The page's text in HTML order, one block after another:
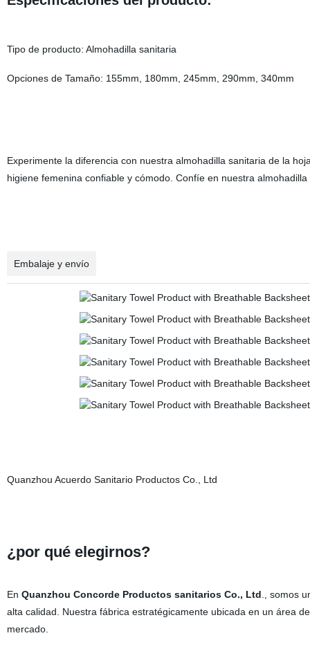
Tipo de producto: Almohadilla sanitaria
Opciones de Tamaño: 155mm, 180mm, 245mm, 290mm, 340mm
Experimente la diferencia con nuestra almohadilla sanitaria de la
higiene femenina confiable y cómodo. Confíe en nuestra
Embalaje y envío
Quanzhou Acuerdo Sanitario Productos Co., Ltd
¿por qué elegirnos?
En Quanzhou Concorde Productos sanitarios Co., Ltd ., somos
alta calidad. Nuestra fábrica estratégicamente ubicada en un área
mercado.